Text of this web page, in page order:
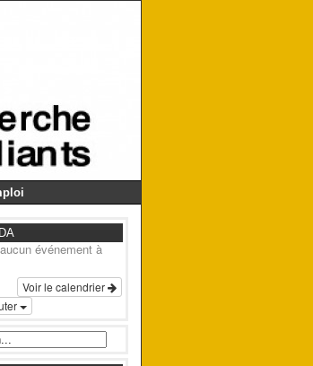
événement à
Voir le calendrier